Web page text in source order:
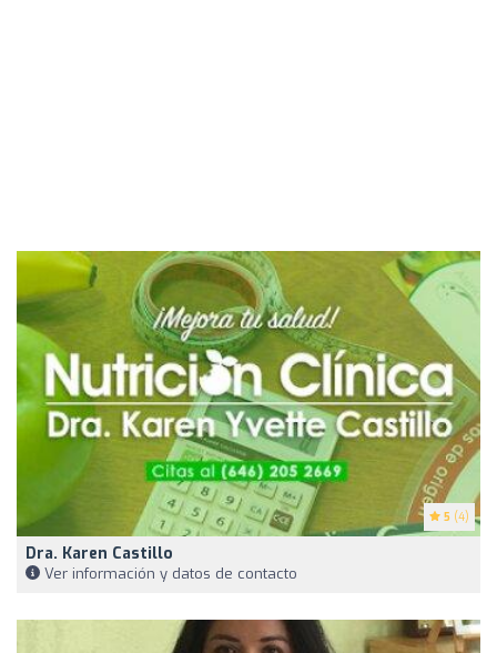
5 (4)
Dra. Karen Castillo
Ver información y datos de contacto